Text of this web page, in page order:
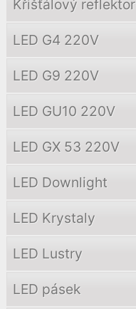
Křišťálový reflektor
LED G4 220V
LED G9 220V
LED GU10 220V
LED GX 53 220V
LED Downlight
LED Krystaly
LED Lustry
LED pásek